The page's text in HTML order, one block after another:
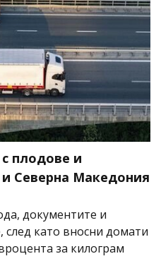
плодове и
Северна Македония
документите и
след като вносни домати
за килограм